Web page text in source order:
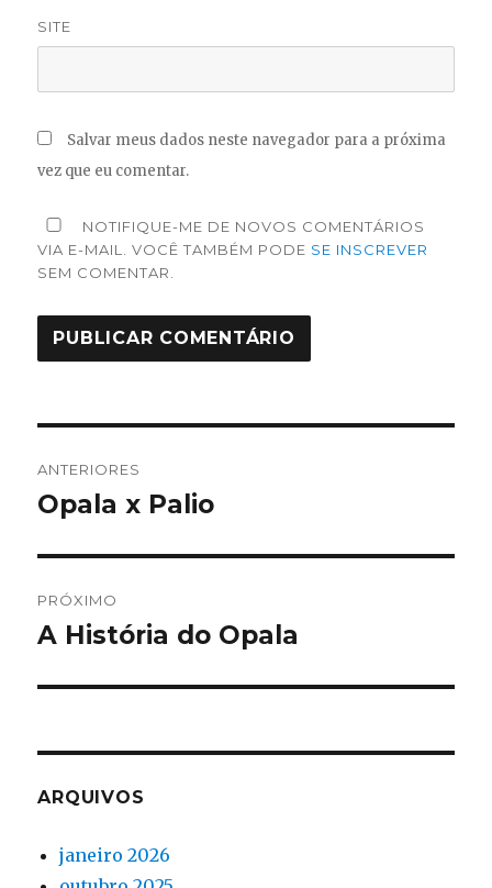
SITE
Salvar meus dados neste navegador para a próxima
vez que eu comentar.
NOTIFIQUE-ME DE NOVOS COMENTÁRIOS
VIA E-MAIL. VOCÊ TAMBÉM PODE SE INSCREVER
SEM COMENTAR.
de
ANTERIORES
Post
Opala x Palio
PRÓXIMO
Próximo
A História do Opala
ARQUIVOS
janeiro 2026